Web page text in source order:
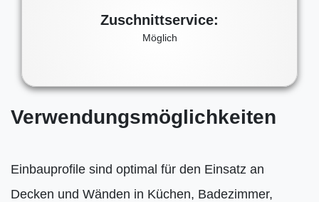
Zuschnittservice:
Möglich
Verwendungsmöglichkeiten
Einbauprofile sind optimal für den Einsatz an
Decken und Wänden in Küchen, Badezimmer,